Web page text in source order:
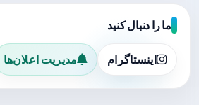
ما را دنبال کنید
اینستاگرام مدیریت اعلان‌ها